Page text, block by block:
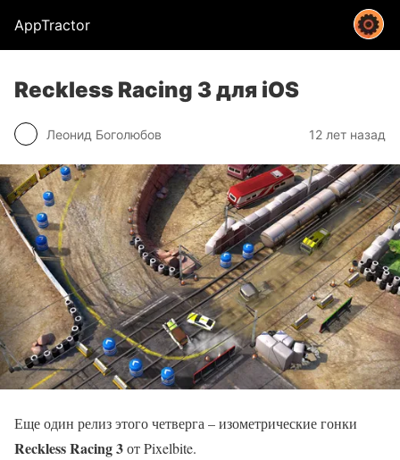
AppTractor
Reckless Racing 3 для iOS
Леонид Боголюбов 12 лет назад
Еще один релиз этого четверга – изометрические гонки
Reckless Racing 3от Pixelbite.